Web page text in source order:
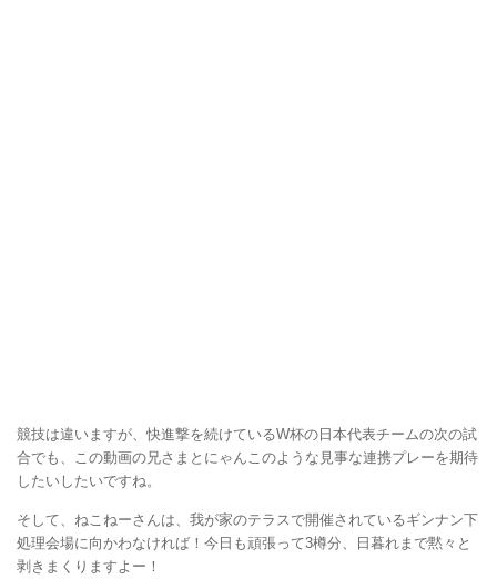
競技は違いますが、快進撃を続けているW杯の日本代表チームの次の試
合でも、この動画の兄さまとにゃんこのような見事な連携プレーを期待
したいしたいですね。
そして、ねこねーさんは、我が家のテラスで開催されているギンナン下
処理会場に向かわなければ！今日も頑張って3樽分、日暮れまで黙々と
剥きまくりますよー！